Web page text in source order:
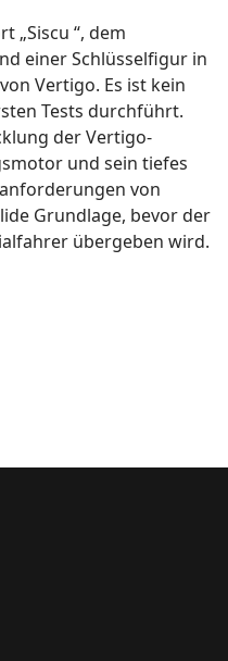
„Siscu “, dem
einer Schlüsselfigur in
Vertigo. Es ist kein
Tests durchführt.
der Vertigo-
und sein tiefes
von
Grundlage, bevor der
übergeben wird.